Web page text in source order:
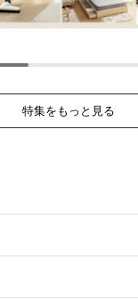
特集をもっと見る